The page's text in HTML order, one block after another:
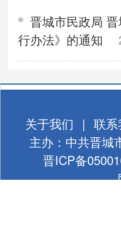
晋城市民政局
行办法》的通知
关于我们 | 联
主办：中共晋城
晋ICP备